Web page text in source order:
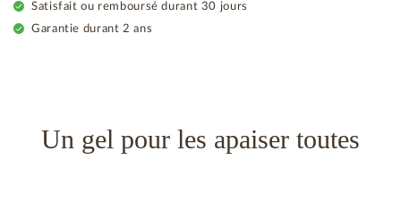
Satisfait ou remboursé durant 30 jours
Garantie durant 2 ans
Un gel pour les apaiser toutes